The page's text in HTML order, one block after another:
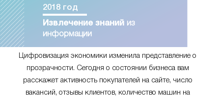
2018 год
Извлечение знаний из
информации
Цифровизация экономики изменила представление о
прозрачности. Сегодня о состоянии бизнеса вам
расскажет активность покупателей на сайте, число
вакансий, отзывы клиентов, количество машин на